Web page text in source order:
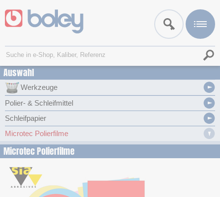
Auswahl
Werkzeuge
Polier- & Schleifmittel
Schleifpapier
Microtec Polierfilme
Microtec Polierfilme